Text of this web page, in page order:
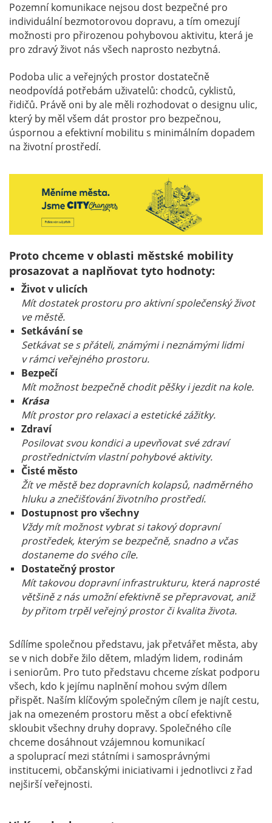
Pozemní komunikace nejsou dost bezpečné pro
individuální bezmotorovou dopravu, a tím omezují
možnosti pro přirozenou pohybovou aktivitu, která je
pro zdravý život nás všech naprosto nezbytná.
Podoba ulic a veřejných prostor dostatečně
neodpovídá potřebám uživatelů: chodců, cyklistů,
řidičů. Právě oni by ale měli rozhodovat o designu ulic,
který by měl všem dát prostor pro bezpečnou,
úspornou a efektivní mobilitu s minimálním dopadem
na životní prostředí.
Proto chceme v oblasti městské mobility
prosazovat a naplňovat tyto hodnoty:
Život v ulicích
Mít dostatek prostoru pro aktivní společenský život
ve městě.
Setkávání se
Setkávat se s přáteli, známými i neznámými lidmi
v rámci veřejného prostoru.
Bezpečí
Mít možnost bezpečně chodit pěšky i jezdit na kole.
Krása
Mít prostor pro relaxaci a estetické zážitky.
Zdraví
Posilovat svou kondici a upevňovat své zdraví
prostřednictvím vlastní pohybové aktivity.
Čisté město
Žít ve městě bez dopravních kolapsů, nadměrného
hluku a znečišťování životního prostředí.
Dostupnost pro všechny
Vždy mít možnost vybrat si takový dopravní
prostředek, kterým se bezpečně, snadno a včas
dostaneme do svého cíle.
Dostatečný prostor
Mít takovou dopravní infrastrukturu, která naprosté
většině z nás umožní efektivně se přepravovat, aniž
by přitom trpěl veřejný prostor či kvalita života.
Sdílíme společnou představu, jak přetvářet města, aby
se v nich dobře žilo dětem, mladým lidem, rodinám
i seniorům. Pro tuto představu chceme získat podporu
všech, kdo k jejímu naplnění mohou svým dílem
přispět. Naším klíčovým společným cílem je najít cestu,
jak na omezeném prostoru měst a obcí efektivně
skloubit všechny druhy dopravy. Společného cíle
chceme dosáhnout vzájemnou komunikací
a spoluprací mezi státními i samosprávnými
institucemi, občanskými iniciativami i jednotlivci z řad
nejširší veřejnosti.